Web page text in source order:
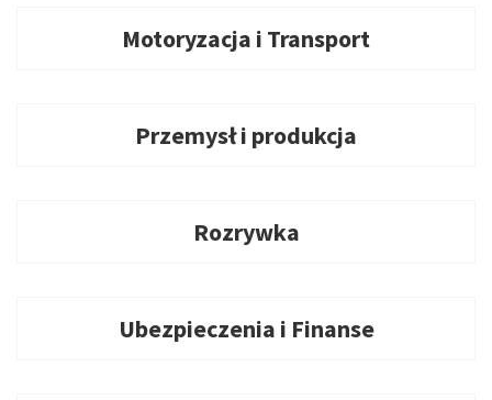
Motoryzacja i Transport
Przemysł i produkcja
Rozrywka
Ubezpieczenia i Finanse